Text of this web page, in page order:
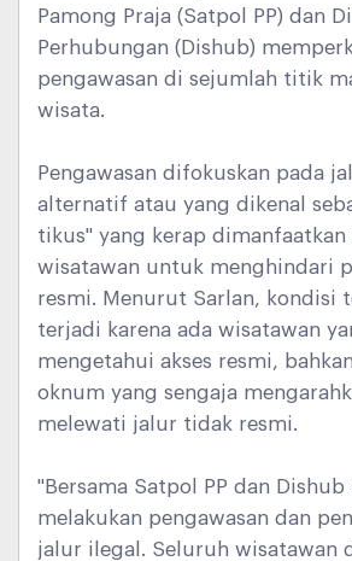
Pamong Praja (Satpol PP) dan
Perhubungan (Dishub)
pengawasan di sejumlah titik
wisata.
Pengawasan difokuskan pada
alternatif atau yang dikenal
tikus" yang kerap dimanfaatkan
wisatawan untuk menghindari
resmi. Menurut Sarlan, kondisi
terjadi karena ada wisatawan
mengetahui akses resmi,
oknum yang sengaja
melewati jalur tidak resmi.
"Bersama Satpol PP dan
melakukan pengawasan dan
jalur ilegal. Seluruh wisatawan